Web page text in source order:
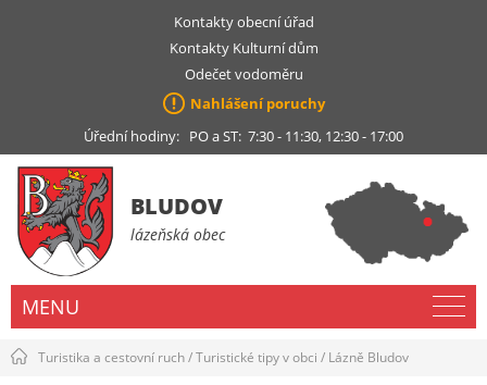
Kontakty obecní úřad
Kontakty Kulturní dům
Odečet vodoměru
Nahlášení poruchy
Úřední hodiny: PO a ST: 7:30 - 11:30, 12:30 - 17:00
BLUDOV
lázeňská obec
MENU
Turistika a cestovní ruch/Turistické tipy v obci / Lázně Bludov